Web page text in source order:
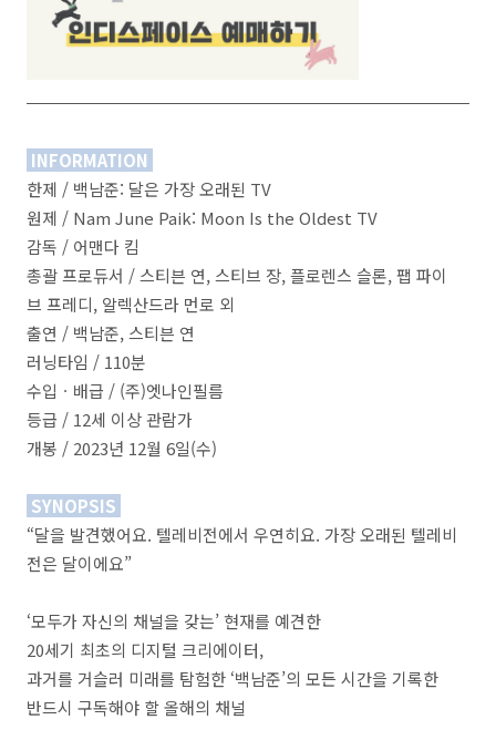
INFORMATION
한제 / 백남준: 달은 가장 오래된 TV
원제 / Nam June Paik: Moon Is the Oldest TV
감독 / 어맨다 킴
총괄 프로듀서 / 스티븐 연, 스티브 장, 플로렌스 슬론, 팹 파이
브 프레디, 알렉산드라 먼로 외
출연 / 백남준, 스티븐 연
러닝타임 / 110분
수입ㆍ배급 / (주)엣나인필름
등급 / 12세 이상 관람가
개봉 / 2023년 12월 6일(수)
SYNOPSIS
“달을 발견했어요. 텔레비전에서 우연히요. 가장 오래된 텔레비
전은 달이에요”
‘모두가 자신의 채널을 갖는’ 현재를 예견한
20세기 최초의 디지털 크리에이터,
과거를 거슬러 미래를 탐험한 ‘백남준’의 모든 시간을 기록한
반드시 구독해야 할 올해의 채널